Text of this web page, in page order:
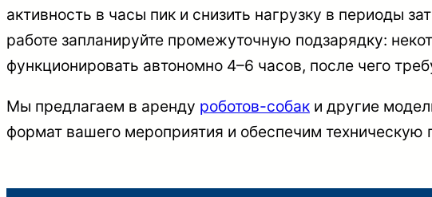
активность в часы пик и снизить нагрузку в периоды
работе запланируйте промежуточную подзарядку:
функционировать автономно 4–6 часов, после чего
Мы предлагаем в аренду роботов-собак и другие
формат вашего мероприятия и обеспечим техническую